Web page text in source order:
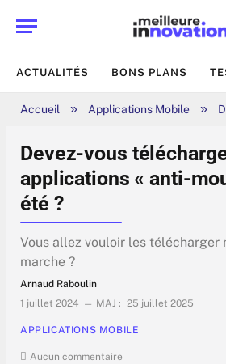
ACTUALITÉS BONS PLANS
Accueil » Applications Mobile »
Devez-vous
applications « anti-
été ?
Vous allez vouloir les télécharger
marche ?
Arnaud Raboulin
1 juillet 2024
MAJ : 25 juillet 2025
APPLICATIONS MOBILE
Aucun commentaire